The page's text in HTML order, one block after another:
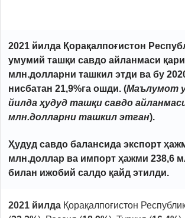
2021 йилда Қорақалпоғистон
умумий ташқи савдо айланмаси
млн.долларни ташкил этди ва бу
нисбатан 21,9%га ошди. (Маълумот
йилда ҳудуд ташқи савдо
млн.долларни ташкил этган).
Ҳудуд савдо балансида экспорт
млн.доллар ва импорт ҳажми 238,6
билан ижобий салдо қайд этилди.
2021 йилда Қорақалпоғистон